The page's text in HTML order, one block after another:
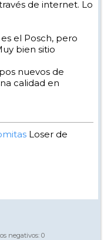
de internet. Lo
el Posch, pero
bien sitio
nuevos de
calidad en
Loser de
negativos: 0